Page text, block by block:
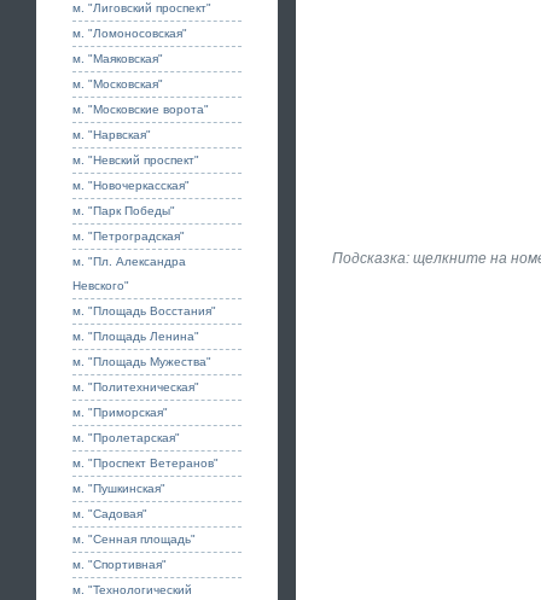
м. "Лиговский проспект"
м. "Ломоносовская"
м. "Маяковская"
м. "Московская"
м. "Московские ворота"
м. "Нарвская"
м. "Невский проспект"
м. "Новочеркасская"
м. "Парк Победы"
м. "Петроградская"
м. "Пл. Александра
Невского"
м. "Площадь Восстания"
м. "Площадь Ленина"
м. "Площадь Мужества"
м. "Политехническая"
м. "Приморская"
м. "Пролетарская"
м. "Проспект Ветеранов"
м. "Пушкинская"
м. "Садовая"
м. "Сенная площадь"
м. "Спортивная"
м. "Технологический
Подсказка: щелкните на